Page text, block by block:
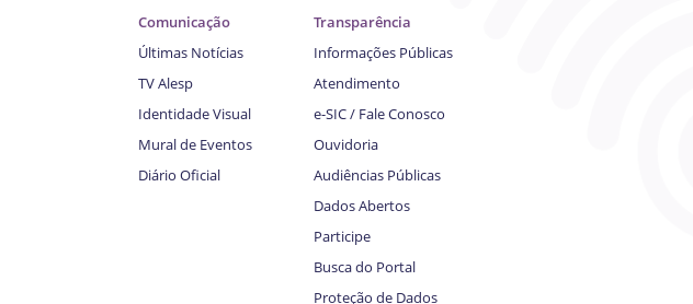
Comunicação
Últimas Notícias
TV Alesp
Identidade Visual
Mural de Eventos
Diário Oficial
Transparência
Informações Públicas
Atendimento
e-SIC / Fale Conosco
Ouvidoria
Audiências Públicas
Dados Abertos
Participe
Busca do Portal
Proteção de Dados